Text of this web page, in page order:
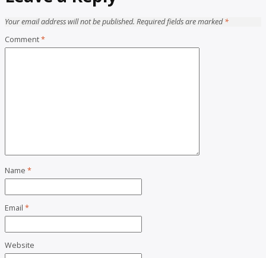
Your email address will not be published. Required fields are marked*
Comment*
Name *
Email *
Website